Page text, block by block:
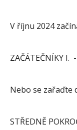
V říjnu 2024
ZAČÁTEČNÍKY I.
Nebo se zařaďte
STŘEDNĚ